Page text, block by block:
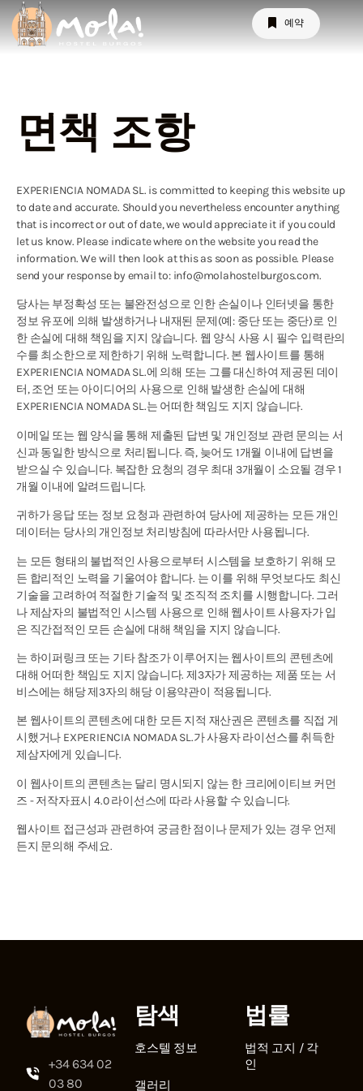
예약
면책 조항
EXPERIENCIA NOMADA SL. is committed to keeping this website up
to date and accurate. Should you nevertheless encounter anything
that is incorrect or out of date, we would appreciate it if you could
let us know. Please indicate where on the website you read the
information. We will then look at this as soon as possible. Please
send your response by email to: info@molahostelburgos.com.
당사는 부정확성 또는 불완전성으로 인한 손실이나 인터넷을 통한
정보 유포에 의해 발생하거나 내재된 문제(예: 중단 또는 중단)로 인
한 손실에 대해 책임을 지지 않습니다. 웹 양식 사용 시 필수 입력란의
수를 최소한으로 제한하기 위해 노력합니다. 본 웹사이트를 통해
EXPERIENCIA NOMADA SL.에 의해 또는 그를 대신하여 제공된 데이
터, 조언 또는 아이디어의 사용으로 인해 발생한 손실에 대해
EXPERIENCIA NOMADA SL.는 어떠한 책임도 지지 않습니다.
이메일 또는 웹 양식을 통해 제출된 답변 및 개인정보 관련 문의는 서
신과 동일한 방식으로 처리됩니다. 즉, 늦어도 1개월 이내에 답변을
받으실 수 있습니다. 복잡한 요청의 경우 최대 3개월이 소요될 경우 1
개월 이내에 알려드립니다.
귀하가 응답 또는 정보 요청과 관련하여 당사에 제공하는 모든 개인
데이터는 당사의 개인정보 처리방침에 따라서만 사용됩니다.
는 모든 형태의 불법적인 사용으로부터 시스템을 보호하기 위해 모
든 합리적인 노력을 기울여야 합니다. 는 이를 위해 무엇보다도 최신
기술을 고려하여 적절한 기술적 및 조직적 조치를 시행합니다. 그러
나 제삼자의 불법적인 시스템 사용으로 인해 웹사이트 사용자가 입
은 직간접적인 모든 손실에 대해 책임을 지지 않습니다.
는 하이퍼링크 또는 기타 참조가 이루어지는 웹사이트의 콘텐츠에
대해 어떠한 책임도 지지 않습니다. 제3자가 제공하는 제품 또는 서
비스에는 해당 제3자의 해당 이용약관이 적용됩니다.
본 웹사이트의 콘텐츠에 대한 모든 지적 재산권은 콘텐츠를 직접 게
시했거나 EXPERIENCIA NOMADA SL.가 사용자 라이선스를 취득한
제삼자에게 있습니다.
이 웹사이트의 콘텐츠는 달리 명시되지 않는 한 크리에이티브 커먼
즈 - 저작자표시 4.0 라이선스에 따라 사용할 수 있습니다.
웹사이트 접근성과 관련하여 궁금한 점이나 문제가 있는 경우 언제
든지 문의해 주세요.
+34 634 02
03 80
탐색
호스텔 정보
갤러리
법률
법적 고지 / 각
인